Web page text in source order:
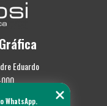
Eduardo
000
WhatsApp.